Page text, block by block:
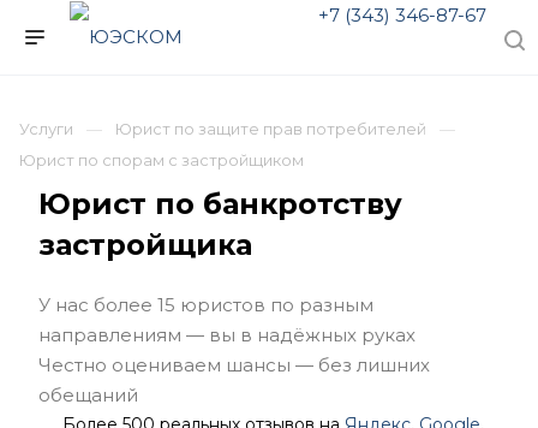
+7 (343) 346-87-67
Услуги
Юрист по защите прав потребителей
Юрист по спорам с застройщиком
Юрист по банкротству
застройщика
У нас более 15 юристов по разным
направлениям — вы в надёжных руках
Честно оцениваем шансы — без лишних
обещаний